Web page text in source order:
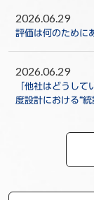
2026.06.29
評価は何のために
2026.06.29
「他社はどうし
度設計における“